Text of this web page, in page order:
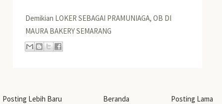
Demikian LOKER SEBAGAI PRAMUNIAGA, OB DI
MAURA BAKERY SEMARANG
Posting Lebih Baru Posting Lama
Beranda